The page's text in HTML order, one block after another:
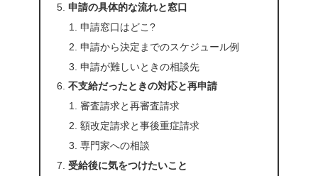
申請の具体的な流れと窓口
申請窓口はどこ?
申請から決定までのスケジュール例
申請が難しいときの相談先
不支給だったときの対応と再申請
審査請求と再審査請求
額改定請求と事後重症請求
専門家への相談
受給後に気をつけたいこと